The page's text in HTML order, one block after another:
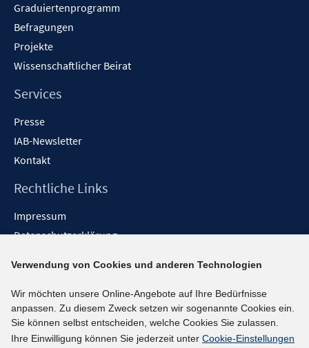
Graduiertenprogramm
Befragungen
Projekte
Wissenschaftlicher Beirat
Services
Presse
IAB-Newsletter
Kontakt
Rechtliche Links
Impressum
Datenschutzerklärung
Barrieren melden
Social-Media-Kanäle
BlueSky
Verwendung von Cookies und anderen Technologien
Wir möchten unsere Online-Angebote auf Ihre Bedürfnisse
anpassen. Zu diesem Zweck setzen wir sogenannte Cookies ein.
Sie können selbst entscheiden, welche Cookies Sie zulassen.
Ihre Einwilligung können Sie jederzeit unter Cookie-Einstellungen